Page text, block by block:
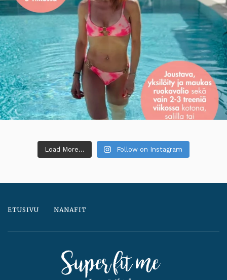
Load More... Follow on Instagram
ETUSIVU NANAFIT